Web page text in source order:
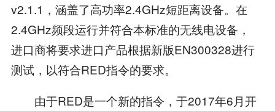
v2.1.1，涵盖了高功率2.4GHz短距离设备。在
2.4GHz频段运行并符合本标准的无线电设备，
进口商将要求进口产品根据新版EN300328进行
测试，以符合RED指令的要求。
由于RED是一个新的指令，于2017年6月开